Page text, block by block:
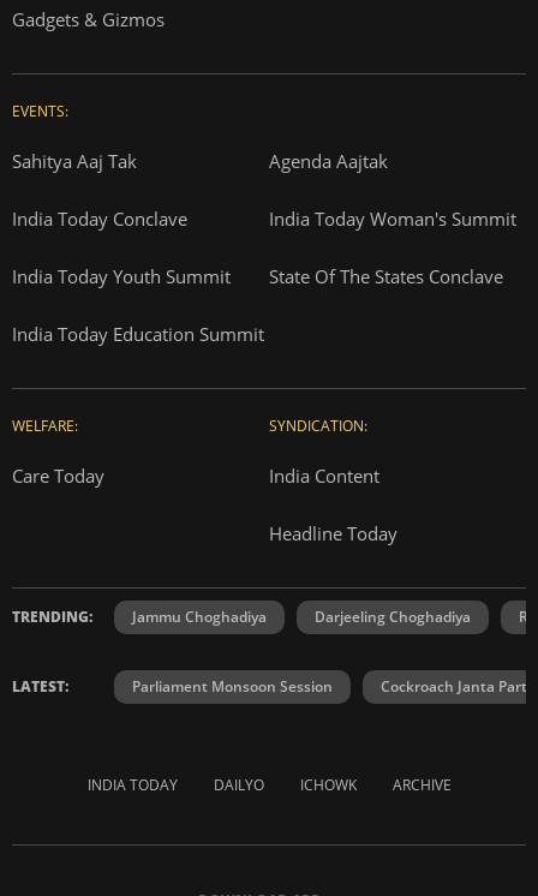
Gadgets & Gizmos
EVENTS:
Sahitya Aaj Tak Agenda Aajtak
India Today Conclave India Today Woman's Summit
India Today Youth Summit State Of The States Conclave
India Today Education Summit
WELFARE:
Care Today
SYNDICATION:
India Content
Headline Today
TRENDING: Jammu Choghadiya Darjeeling Choghadiya
LATEST: Parliament Monsoon Session Cockroach Janta
INDIA TODAY DAILYO ICHOWK ARCHIVE